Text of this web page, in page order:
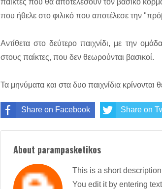
παίκτες που θα αποτελέσουν τον βασικό
που ήθελε στο φιλικό που αποτέλεσε την
Αντίθετα στο δεύτερο παιχνίδι, με την
στους παίκτες, που δεν θεωρούνται βασικοί.
Τα μηνύματα και στα δυο παιχνίδια κρίνονται
Share on Facebook Share on
About parampasketikos
This is a short
You edit it by entering